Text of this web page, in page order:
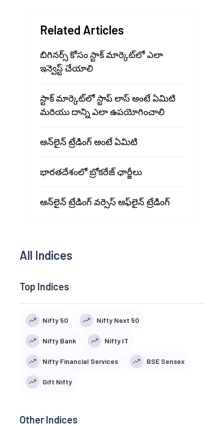
Related Articles
బిగినర్స్ కోసం స్టాక్ మార్కెట్‍లో ఎలా
ఇన్వెస్ట్ చేయాలి
స్టాక్ మార్కెట్‍లో స్టాప్ లాస్ అంటే ఏమిటి
మరియు దాన్ని ఎలా ఉపయోగించాలి
ఆన్‌లైన్ ట్రేడింగ్ అంటే ఏమిటి
భారతదేశంలో బ్రోకరేజ్ ఛార్జీలు
ఆన్‌లైన్ ట్రేడింగ్ వర్సెస్ ఆఫ్‌లైన్ ట్రేడింగ్
All Indices
Top Indices
Nifty 50 Nifty Next 50
Nifty Bank Nifty IT
Nifty Financial Services BSE Sensex
Gift Nifty
Other Indices